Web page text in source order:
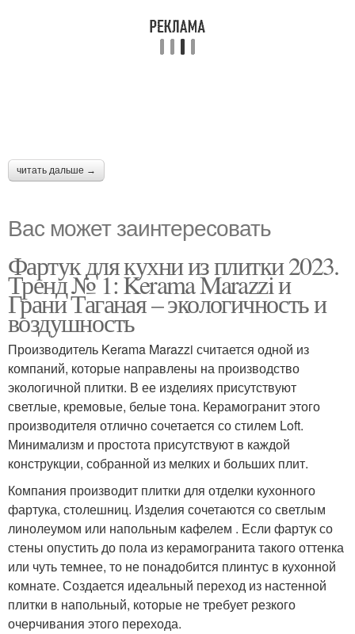
читать дальше →
Вас может заинтересовать
Фартук для кухни из плитки 2023.
Тренд № 1: Kerama Marazzi и
Грани Таганая – экологичность и
воздушность
Производитель Kerama Marazzi считается одной из
компаний, которые направлены на производство
экологичной плитки. В ее изделиях присутствуют
светлые, кремовые, белые тона. Керамогранит этого
производителя отлично сочетается со стилем Loft.
Минимализм и простота присутствуют в каждой
конструкции, собранной из мелких и больших плит.
Компания производит плитки для отделки кухонного
фартука, столешниц. Изделия сочетаются со светлым
линолеумом или напольным кафелем . Если фартук со
стены опустить до пола из керамогранита такого оттенка
или чуть темнее, то не понадобится плинтус в кухонной
комнате. Создается идеальный переход из настенной
плитки в напольный, которые не требует резкого
очерчивания этого перехода.